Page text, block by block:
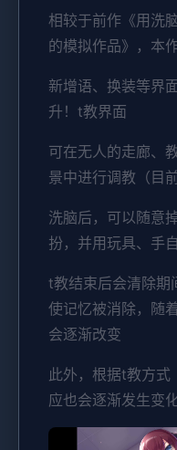
相较于前作《用洗
的模拟作品》，本
新增语、换装等界
升！t教界面
可在无人的走廊、
景中进行调教（目
洗脑后，可以随意
扮，并用玩具、手
t教结束后会清除期
使记忆被消除，随
会逐渐改变
此外，根据t教方式
应也会逐渐发生变